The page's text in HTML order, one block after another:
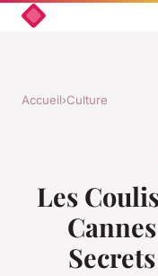
Accueil›Culture
Les